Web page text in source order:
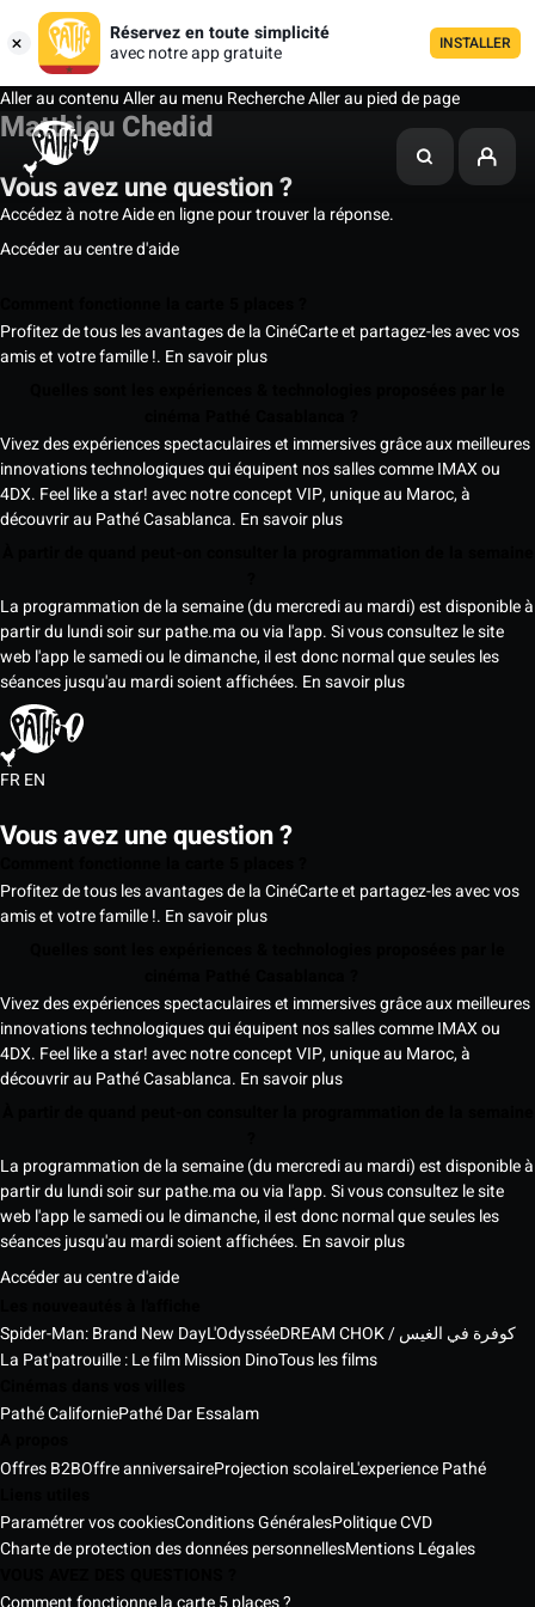
Réservez en toute simplicité
avec notre app gratuite
INSTALLER
Aller au contenuAller au menu RechercheAller au pied de page
Matthieu Chedid
Vous avez une question ?
Accédez à notre Aide en ligne pour trouver la réponse.
Accéder au centre d'aide
Profitez de tous les avantages de la CinéCarte et partagez-les avec vos
amis et votre famille !. En savoir plus
Vivez des expériences spectaculaires et immersives grâce aux meilleures
innovations technologiques qui équipent nos salles comme IMAX ou
4DX. Feel like a star! avec notre concept VIP, unique au Maroc, à
découvrir au Pathé Casablanca. En savoir plus
La programmation de la semaine (du mercredi au mardi) est disponible à
partir du lundi soir sur pathe.ma ou via l'app. Si vous consultez le site
web l'app le samedi ou le dimanche, il est donc normal que seules les
séances jusqu'au mardi soient affichées. En savoir plus
FREN
Vous avez une question ?
Profitez de tous les avantages de la CinéCarte et partagez-les avec vos
amis et votre famille !. En savoir plus
Vivez des expériences spectaculaires et immersives grâce aux meilleures
innovations technologiques qui équipent nos salles comme IMAX ou
4DX. Feel like a star! avec notre concept VIP, unique au Maroc, à
découvrir au Pathé Casablanca. En savoir plus
La programmation de la semaine (du mercredi au mardi) est disponible à
partir du lundi soir sur pathe.ma ou via l'app. Si vous consultez le site
web l'app le samedi ou le dimanche, il est donc normal que seules les
séances jusqu'au mardi soient affichées. En savoir plus
Accéder au centre d'aide
Spider-Man: Brand New DayL'Odyssée
DREAM CHOK / كوفرة في الغيس
La Pat'patrouille : Le film Mission DinoTous les films
Pathé CaliforniePathé Dar Essalam
Offres B2BOffre anniversaireProjection scolaireL'experience Pathé
Paramétrer vos cookiesConditions GénéralesPolitique CVD
Charte de protection des données personnellesMentions Légales